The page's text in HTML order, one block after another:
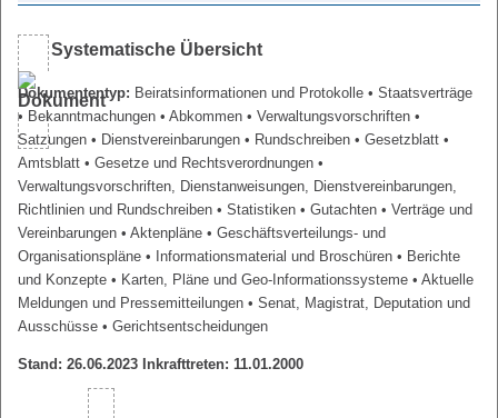
Systematische Übersicht
Dokumententyp: Beiratsinformationen und Protokolle • Staatsverträge
• Bekanntmachungen • Abkommen • Verwaltungsvorschriften •
Satzungen • Dienstvereinbarungen • Rundschreiben • Gesetzblatt •
Amtsblatt • Gesetze und Rechtsverordnungen •
Verwaltungsvorschriften, Dienstanweisungen, Dienstvereinbarungen,
Richtlinien und Rundschreiben • Statistiken • Gutachten • Verträge und
Vereinbarungen • Aktenpläne • Geschäftsverteilungs- und
Organisationspläne • Informationsmaterial und Broschüren • Berichte
und Konzepte • Karten, Pläne und Geo-Informationssysteme • Aktuelle
Meldungen und Pressemitteilungen • Senat, Magistrat, Deputation und
Ausschüsse • Gerichtsentscheidungen
Stand: 26.06.2023 Inkrafttreten: 11.01.2000